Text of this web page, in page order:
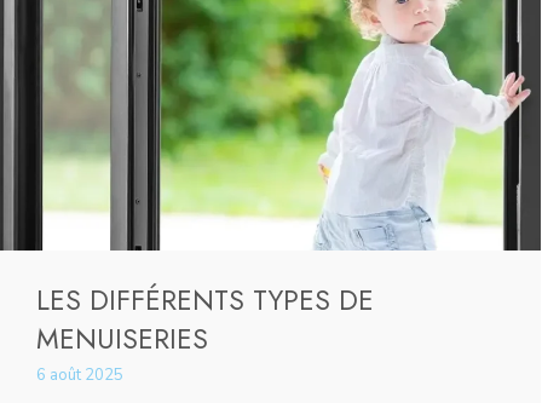
LES DIFFÉRENTS TYPES DE
MENUISERIES
6 août 2025